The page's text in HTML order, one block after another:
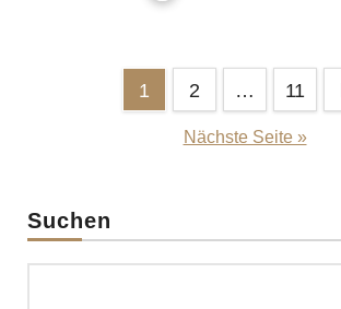
1 2 … 11
Nächste Seite »
Suchen